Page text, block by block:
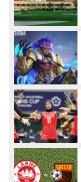
GOLF
ESPORTS
OLAHRAGA LAIN